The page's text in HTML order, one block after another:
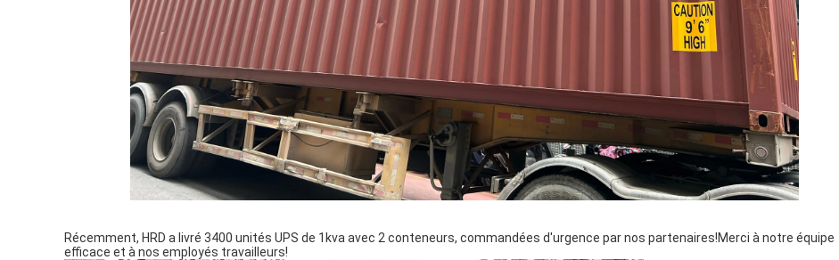
Récemment, HRD a livré 3400 unités UPS de 1kva avec 2 conteneurs, commandées d'urgence par nos partenaires!Merci à notre équipe
efficace et à nos employés travailleurs!